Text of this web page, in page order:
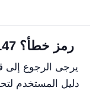
ماذا أفعل إذا عرضت YR02147 رمز خطأ؟
يرجى الرجوع إلى
دليل المستخدم